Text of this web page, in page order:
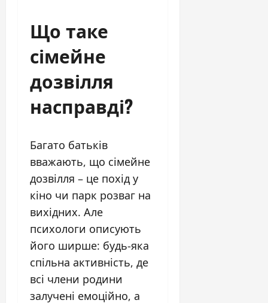
Що таке
сімейне
дозвілля
насправді?
Багато батьків
вважають, що сімейне
дозвілля – це похід у
кіно чи парк розваг на
вихідних. Але
психологи описують
його ширше: будь-яка
спільна активність, де
всі члени родини
залучені емоційно, а